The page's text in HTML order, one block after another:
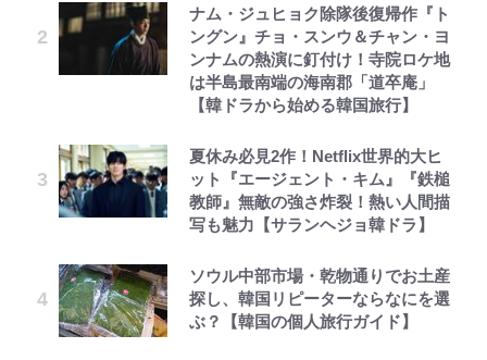
ナム・ジュヒョク除隊後復帰作『ト
ングン』チョ・スンウ＆チャン・ヨ
ンナムの熱演に釘付け！寺院ロケ地
は半島最南端の海南郡「道卒庵」
【韓ドラから始める韓国旅行】
夏休み必見2作！Netflix世界的大ヒ
ット『エージェント・キム』『鉄槌
教師』無敵の強さ炸裂！熱い人間描
写も魅力【サランヘジョ韓ドラ】
ソウル中部市場・乾物通りでお土産
探し、韓国リピーターならなにを選
ぶ？【韓国の個人旅行ガイド】